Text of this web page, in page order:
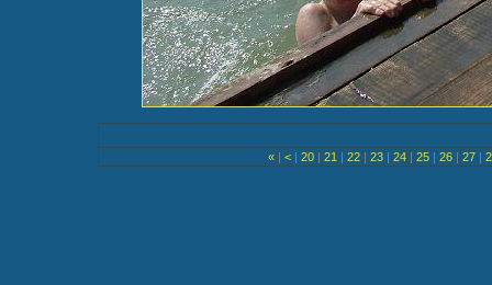
« | < | 20 | 21 | 22 | 23 | 24 | 25 | 26 | 27 |